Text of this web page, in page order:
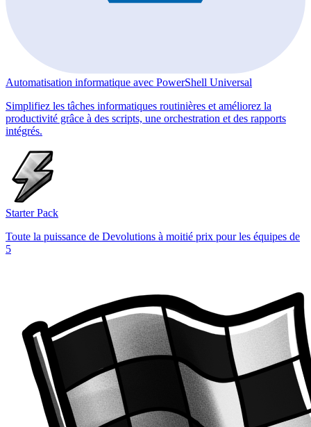
Automatisation informatique avec PowerShell Universal
Simplifiez les tâches informatiques routinières et améliorez la
productivité grâce à des scripts, une orchestration et des rapports
intégrés.
Starter Pack
Toute la puissance de Devolutions à moitié prix pour les équipes de
5